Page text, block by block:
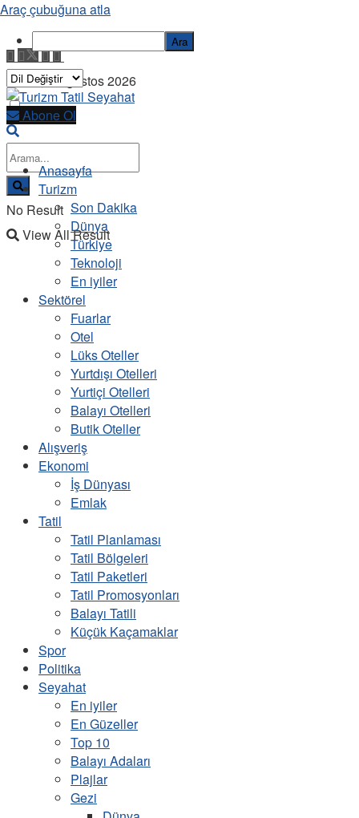
Cuma, 7 Ağustos 2026
No Result
View All Result
Abone Ol
Anasayfa
Turizm
Son Dakika
Dünya
Türkiye
Teknoloji
En iyiler
Sektörel
Fuarlar
Otel
Lüks Oteller
Yurtdışı Otelleri
Yurtiçi Otelleri
Balayı Otelleri
Butik Oteller
Alışveriş
Ekonomi
İş Dünyası
Emlak
Tatil
Tatil Planlaması
Tatil Bölgeleri
Tatil Paketleri
Tatil Promosyonları
Balayı Tatili
Küçük Kaçamaklar
Spor
Politika
Seyahat
En iyiler
En Güzeller
Top 10
Balayı Adaları
Plajlar
Gezi
Araç çubuğuna atla
Ara